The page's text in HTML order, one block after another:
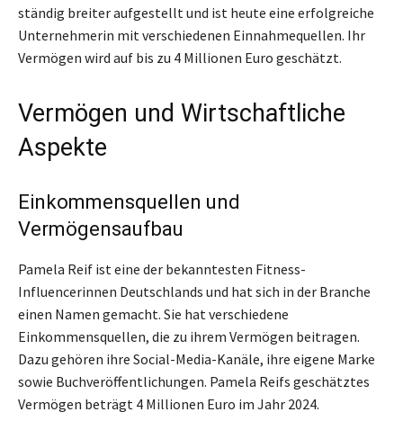
ständig breiter aufgestellt und ist heute eine erfolgreiche
Unternehmerin mit verschiedenen Einnahmequellen. Ihr
Vermögen wird auf bis zu 4 Millionen Euro geschätzt.
Vermögen und Wirtschaftliche
Aspekte
Einkommensquellen und
Vermögensaufbau
Pamela Reif ist eine der bekanntesten Fitness-
Influencerinnen Deutschlands und hat sich in der Branche
einen Namen gemacht. Sie hat verschiedene
Einkommensquellen, die zu ihrem Vermögen beitragen.
Dazu gehören ihre Social-Media-Kanäle, ihre eigene Marke
sowie Buchveröffentlichungen. Pamela Reifs geschätztes
Vermögen beträgt 4 Millionen Euro im Jahr 2024.